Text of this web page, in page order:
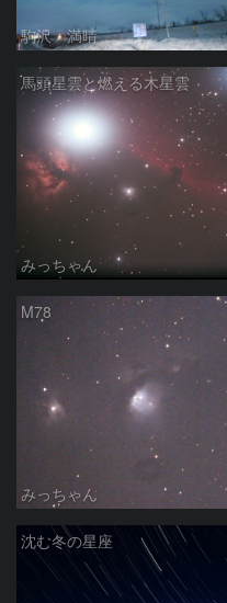
駒沢 満晴
馬頭星雲と燃える木星雲
みっちゃん
M78
みっちゃん
沈む冬の星座